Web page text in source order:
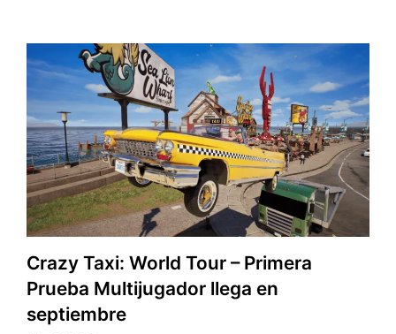
Crazy Taxi: World Tour – Primera
Prueba Multijugador llega en
septiembre